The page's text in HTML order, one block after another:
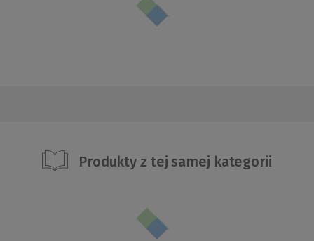
Produkty z tej samej kategorii